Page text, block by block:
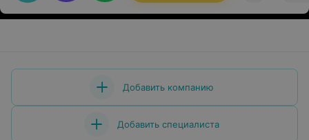
Добавить компанию
Добавить специалиста